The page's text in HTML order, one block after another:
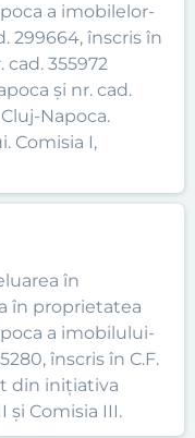
a imobilelor-
299664, înscris în
cad. 355972
și nr. cad.
Cluj-Napoca.
Comisia I,
în
în proprietatea
a imobilului-
înscris în C.F.
din inițiativa
și Comisia III.